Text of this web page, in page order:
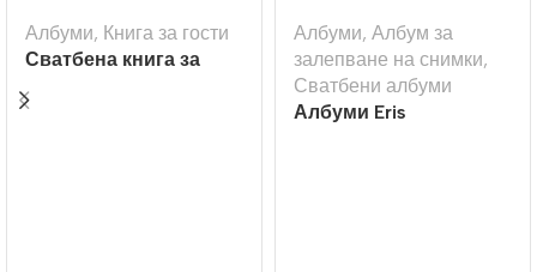
Албуми, Книга за гости
Сватбена книга за
Албуми, Албум за
залепване на снимки,
Сватбени албуми
Албуми Eris